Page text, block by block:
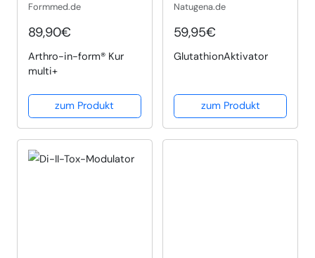
Formmed.de
89,90€
Arthro-in-form® Kur
multi+
zum Produkt
Natugena.de
59,95€
Glutathion­Aktivator
zum Produkt